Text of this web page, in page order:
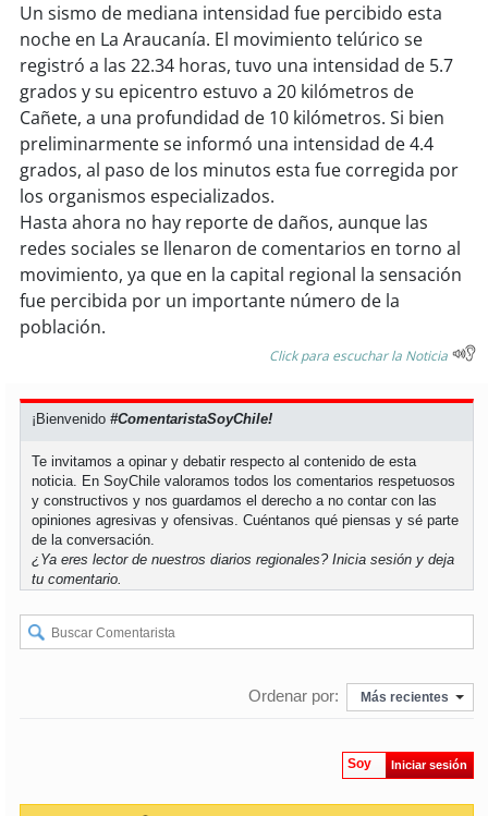
soycalama
soy antofagasta
soycopiapó
soyvalparaíso
soy quillota
soy sanantonio
soysancarlos
soy talcahuano
soyconcepción
soycoronel
soyarauco
Un sismo de mediana intensidad fue percibido esta
noche en La Araucanía. El movimiento telúrico se
registró a las 22.34 horas, tuvo una intensidad de 5.7
grados y su epicentro estuvo a 20 kilómetros de
Cañete, a una profundidad de 10 kilómetros. Si bien
preliminarmente se informó una intensidad de 4.4
grados, al paso de los minutos esta fue corregida por
los organismos especializados.
Hasta ahora no hay reporte de daños, aunque las
redes sociales se llenaron de comentarios en torno al
movimiento, ya que en la capital regional la sensación
fue percibida por un importante número de la
población.
Click para escuchar la Noticia
¡Bienvenido#ComentaristaSoyChile!
Te invitamos a opinar y debatir respecto al contenido de esta
noticia. En SoyChile valoramos todos los comentarios respetuosos
y constructivos y nos guardamos el derecho a no contar con las
opiniones agresivas y ofensivas. Cuéntanos qué piensas y sé parte
de la conversación.
¿Ya eres lector de nuestros diarios regionales?Inicia sesión y deja
tu comentario.
Ordenar por: Más recientes
Soy Iniciar sesión